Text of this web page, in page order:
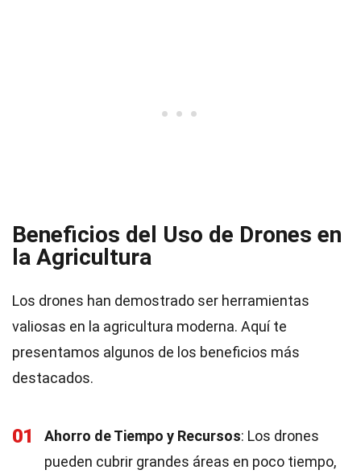
Beneficios del Uso de Drones en
la Agricultura
Los drones han demostrado ser herramientas
valiosas en la agricultura moderna. Aquí te
presentamos algunos de los beneficios más
destacados.
01 Ahorro de Tiempo y Recursos: Los drones
pueden cubrir grandes áreas en poco tiempo,